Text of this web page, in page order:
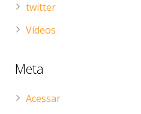
twitter
Vídeos
Meta
Acessar